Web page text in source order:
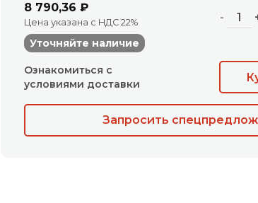
8 790,36 ₽
Цена указана с НДС 22%
Уточняйте наличие
-
Ознакомиться с
условиями доставки
Запросить